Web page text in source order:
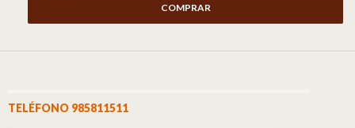
COMPRAR
TELÉFONO 985811511